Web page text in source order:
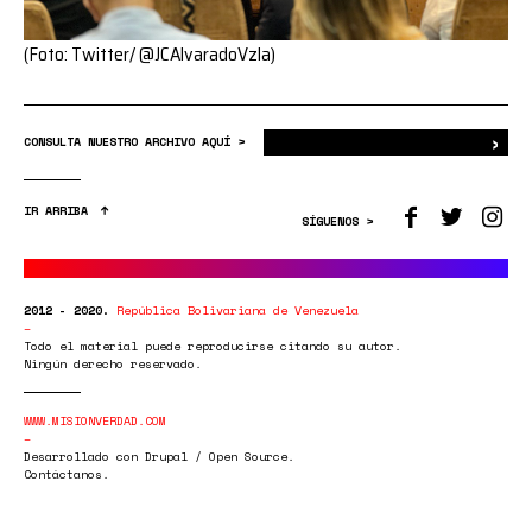
(Foto: Twitter/ @JCAlvaradoVzla)
CONSULTA NUESTRO ARCHIVO AQUÍ > ›
IR ARRIBA
SÍGUENOS >
2012 - 2020. República Bolivariana de Venezuela
Todo el material puede reproducirse citando su autor.
Ningún derecho reservado.
WWW.MISIONVERDAD.COM
Desarrollado con Drupal / Open Source.
Contáctanos.